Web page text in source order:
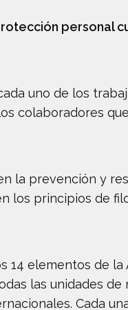
personal
uno de los
colaboradores
la prevención y
los principios de
14 elementos de la
las unidades de
Cada